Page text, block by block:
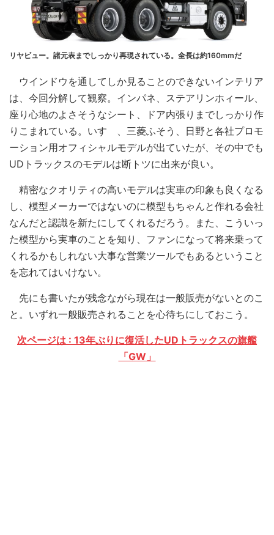
リヤビュー。諸元表までしっかり再現されている。全長は約160mmだ
ウインドウを通してしか見ることのできないインテリア
は、今回分解して観察。インパネ、ステアリンホィール、
座り心地のよさそうなシート、ドア内張りまでしっかり作
りこまれている。いすゞ、三菱ふそう、日野と各社プロモ
ーション用オフィシャルモデルが出ていたが、その中でも
UDトラックスのモデルは断トツに出来が良い。
精密なクオリティの高いモデルは実車の印象も良くなる
し、模型メーカーではないのに模型もちゃんと作れる会社
なんだと認識を新たにしてくれるだろう。また、こういっ
た模型から実車のことを知り、ファンになって将来乗って
くれるかもしれない大事な営業ツールでもあるということ
を忘れてはいけない。
先にも書いたが残念ながら現在は一般販売がないとのこ
と。いずれ一般販売されることを心待ちにしておこう。
次ページは : 13年ぶりに復活したUDトラックスの旗艦
「GW」